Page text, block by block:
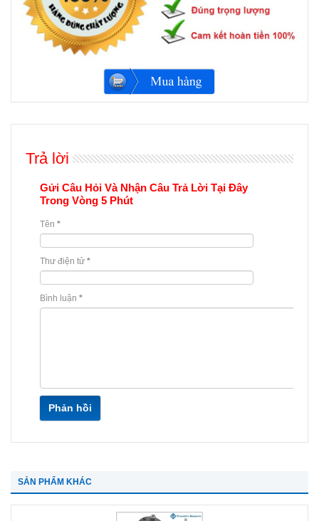
Trả lời
Gửi Câu Hỏi Và Nhận Câu Trả Lời Tại Đây
Trong Vòng 5 Phút
Tên *
Thư điện tử *
Bình luận *
Phản hồi
SẢN PHẨM KHÁC